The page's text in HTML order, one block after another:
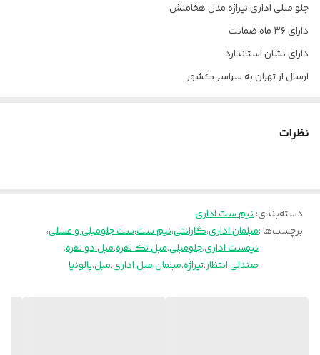
جلو مبلی اداری تیراژه مدل هخامنش
دارای ۳۶ ماه ضمانت
دارای نشان استاندارد
ارسال از تهران به سراسر کشور
نظرات
دسته‌بندی:نیم ست اداری
برچسب‌ها :مبلمان اداری،گارانتی،نیم ست،ست جلومبلی و عسلی،
نیمست اداری،جلومبلی،مبل تک نفره،مبل دو نفره،
صندلی انتظار،تیراژه،مبلمان،مبل اداری،مبل،پالونیا